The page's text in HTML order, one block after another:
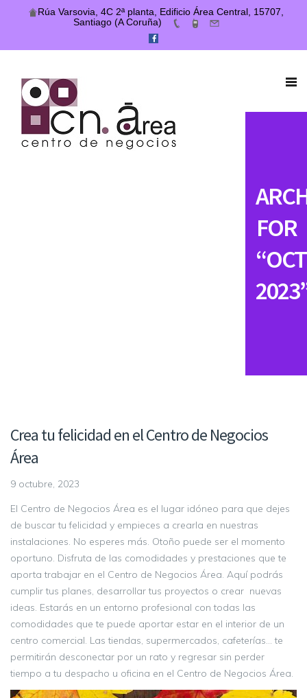
Rúa Varsovia, 4C 2ª planta, Edificio Área Central, 15707,
Santiago (A Coruña)
FOR
Crea tu felicidad en el Centro de Negocios
Área
9 octubre, 2023
El Centro de Negocios Área es el lugar idóneo para que dejes
de buscar tu felicidad y empieces a crearla en nuestras
instalaciones. No esperes más. Otoño puede ser el momento
oportuno. Disfruta de las comodidades y prestaciones que te
aporta trabajar en el Centro de Negocios Área. Aquí podrás
cumplir tus planes, desarrollar tus proyectos o crear nuevas
ideas. Estarás en un entorno profesional con todas las
comodidades que te puede aportar estar en el interior de un
centro comercial. Las tiendas, supermercados, cafeterías… te
permitirán desconectar por un rato y regresar sin perder
tiempo a tu despacho u oficina en el Centro de Negocios Área.